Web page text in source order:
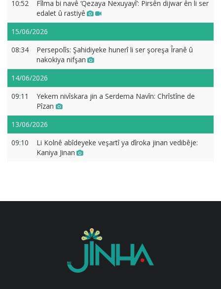
10:52
Fîlma bi navê ‘Qezaya Nexuyayî’: Pirsên dijwar ên li ser
edalet û rastiyê
15/06/2026
08:34
Persepolîs: Şahidiyeke hunerî li ser şoreşa Îranê û
nakokiya nifşan
14/06/2026
09:11
Yekem nivîskara jin a Serdema Navîn: Chrîstîne de
Pîzan
13/06/2026
09:10
Li Kolnê abîdeyeke veşartî ya dîroka jinan vedibêje:
Kaniya Jinan